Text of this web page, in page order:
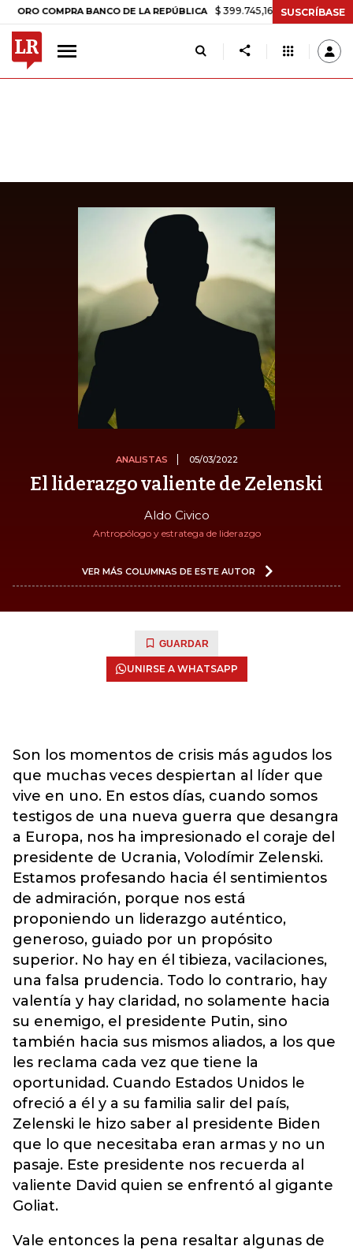
COMPRA BANCO DE LA REPÚBLICA $ 399.745,16 +$ 2.295,71 +0,58%
SUSCRÍBASE
ANALISTAS 05/03/2022
El liderazgo valiente de Zelenski
Aldo Civico
Antropólogo y estratega de liderazgo
VER MÁS COLUMNAS DE ESTE AUTOR
GUARDAR
UNIRSE A WHATSAPP
Son los momentos de crisis más agudos los
que muchas veces despiertan al líder que
vive en uno. En estos días, cuando somos
testigos de una nueva guerra que desangra
a Europa, nos ha impresionado el coraje del
presidente de Ucrania, Volodímir Zelenski.
Estamos profesando hacia él sentimientos
de admiración, porque nos está
proponiendo un liderazgo auténtico,
generoso, guiado por un propósito
superior. No hay en él tibieza, vacilaciones,
una falsa prudencia. Todo lo contrario, hay
valentía y hay claridad, no solamente hacia
su enemigo, el presidente Putin, sino
también hacia sus mismos aliados, a los que
les reclama cada vez que tiene la
oportunidad. Cuando Estados Unidos le
ofreció a él y a su familia salir del país,
Zelenski le hizo saber al presidente Biden
que lo que necesitaba eran armas y no un
pasaje. Este presidente nos recuerda al
valiente David quien se enfrentó al gigante
Goliat.
Vale entonces la pena resaltar algunas de